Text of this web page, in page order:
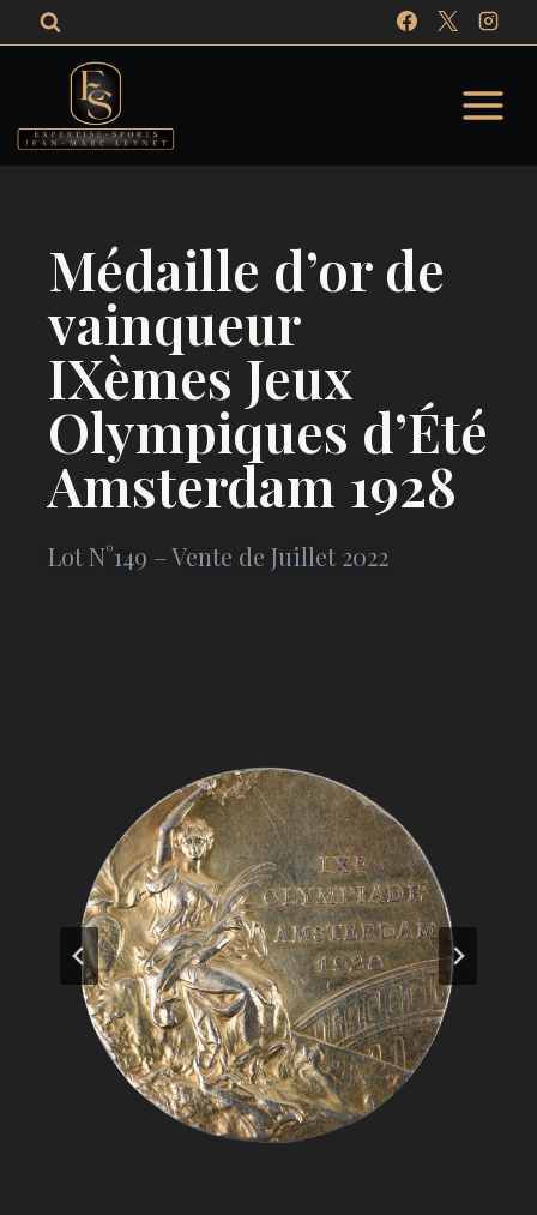
Aller
au
Médaille d’or de
vainqueur
IXèmes Jeux
Olympiques d’Été
Amsterdam 1928
Lot N°149 – Vente de Juillet 2022